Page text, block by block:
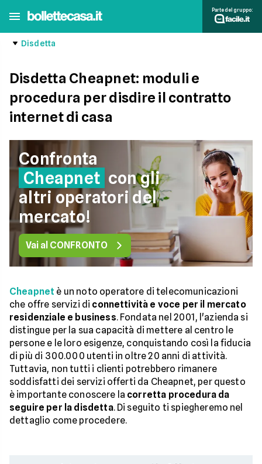
Parte del gruppo:
Disdetta
Disdetta Cheapnet: moduli e
procedura per disdire il contratto
internet di casa
Confronta
Cheapnet con gli
altri operatori del
mercato!
Vai al CONFRONTO
Cheapnet è un noto operatore di telecomunicazioni
che offre servizi di connettività e voce per il mercato
residenziale e business. Fondata nel 2001, l'azienda si
distingue per la sua capacità di mettere al centro le
persone e le loro esigenze, conquistando così la fiducia
di più di 300.000 utenti in oltre 20 anni di attività.
Tuttavia, non tutti i clienti potrebbero rimanere
soddisfatti dei servizi offerti da Cheapnet, per questo
è importante conoscere la corretta procedura da
seguire per la disdetta. Di seguito ti spiegheremo nel
dettaglio come procedere.